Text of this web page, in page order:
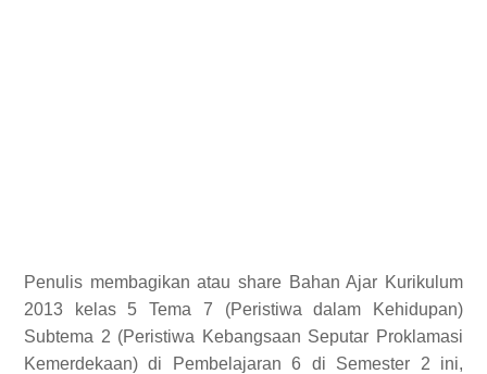
Penulis membagikan atau share Bahan Ajar Kurikulum
2013 kelas 5 Tema 7 (Peristiwa dalam Kehidupan)
Subtema 2 (Peristiwa Kebangsaan Seputar Proklamasi
Kemerdekaan) di Pembelajaran 6 di Semester 2 ini,